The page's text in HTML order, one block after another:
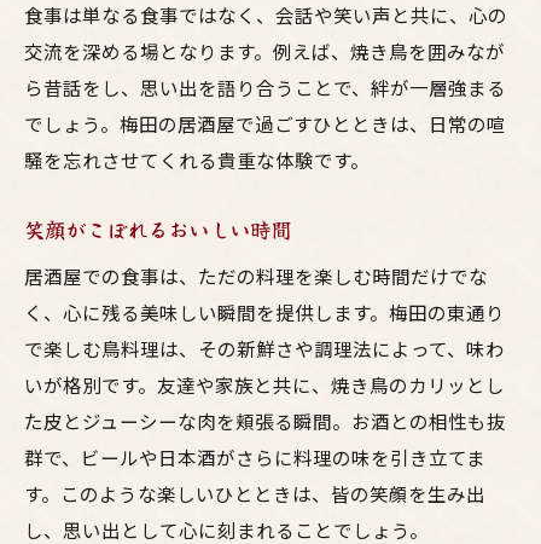
食事は単なる食事ではなく、会話や笑い声と共に、心の
交流を深める場となります。例えば、焼き鳥を囲みなが
ら昔話をし、思い出を語り合うことで、絆が一層強まる
でしょう。梅田の居酒屋で過ごすひとときは、日常の喧
騒を忘れさせてくれる貴重な体験です。
笑顔がこぼれるおいしい時間
居酒屋での食事は、ただの料理を楽しむ時間だけでな
く、心に残る美味しい瞬間を提供します。梅田の東通り
で楽しむ鳥料理は、その新鮮さや調理法によって、味わ
いが格別です。友達や家族と共に、焼き鳥のカリッとし
た皮とジューシーな肉を頬張る瞬間。お酒との相性も抜
群で、ビールや日本酒がさらに料理の味を引き立てま
す。このような楽しいひとときは、皆の笑顔を生み出
し、思い出として心に刻まれることでしょう。